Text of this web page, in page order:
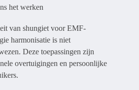
het werken
van shungiet voor EMF-
harmonisatie is niet
Deze toepassingen zijn
overtuigingen en persoonlijke